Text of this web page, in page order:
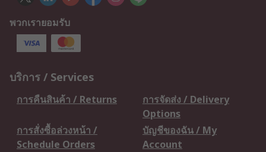
พวกเรายอมรับ
บริการ / Services
การคืนสินค้า / Returns
การจัดส่ง / Delivery
Options
การสั่งซื้อล่วงหน้า /
Schedule Orders
บัญชีของฉัน / My
Account